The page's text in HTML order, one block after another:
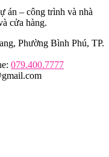
án – công trình và nhà
cửa hàng.
Phường Bình Phú, TP.
079.400.7777